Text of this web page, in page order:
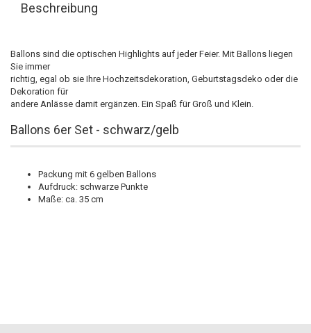
Beschreibung
Ballons sind die optischen Highlights auf jeder Feier. Mit Ballons liegen
Sie immer
richtig, egal ob sie Ihre Hochzeitsdekoration, Geburtstagsdeko oder die
Dekoration für
andere Anlässe damit ergänzen. Ein Spaß für Groß und Klein.
Ballons 6er Set - schwarz/gelb
Packung mit 6 gelben Ballons
Aufdruck: schwarze Punkte
Maße: ca. 35 cm